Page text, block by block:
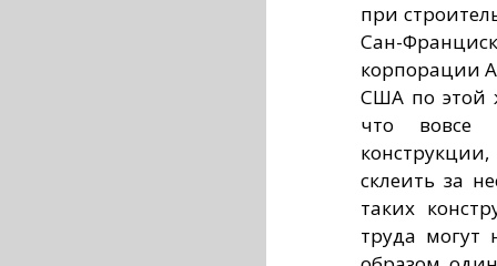
при
Сан-
корпорации
США по этой
что вовсе
склеить за
таких
труда могут